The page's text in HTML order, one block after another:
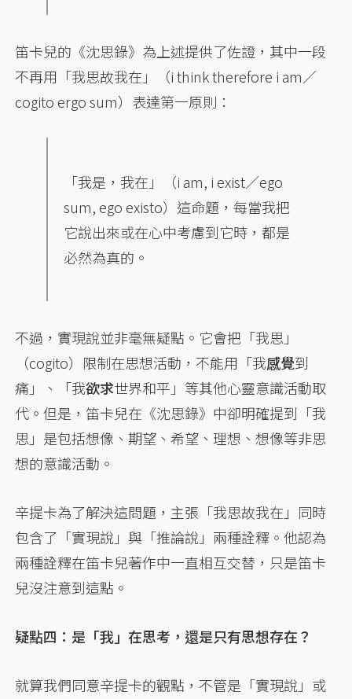
笛卡兒的《沈思錄》為上述提供了佐證，其中一段
不再用「我思故我在」（i think therefore i am／
cogito ergo sum）表達第一原則：
「我是，我在」（i am, i exist／ego
sum, ego existo）這命題，每當我把
它說出來或在心中考慮到它時，都是
必然為真的。
不過，實現說並非毫無疑點。它會把「我思」
（cogito）限制在思想活動，不能用「我感覺到
痛」、「我欲求世界和平」等其他心靈意識活動取
代。但是，笛卡兒在《沈思錄》中卻明確提到「我
思」是包括想像、期望、希望、理想、想像等非思
想的意識活動。
辛提卡為了解決這問題，主張「我思故我在」同時
包含了「實現說」與「推論說」兩種詮釋。他認為
兩種詮釋在笛卡兒著作中一直相互交替，只是笛卡
兒沒注意到這點。
疑點四：是「我」在思考，還是只有思想存在？
就算我們同意辛提卡的觀點，不管是「實現說」或